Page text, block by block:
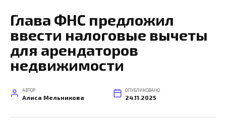
Глава ФНС предложил
ввести налоговые вычеты
для арендаторов
недвижимости
АВТОР
Алиса Мельникова
ОПУБЛИКОВАНО
24.11.2025